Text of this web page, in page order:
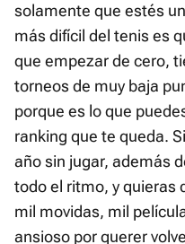
solamente que estés
más difícil del tenis es
que empezar de cero,
torneos de muy baja
porque es lo que
ranking que te queda.
año sin jugar, además
todo el ritmo, y quieras
mil movidas, mil
ansioso por querer